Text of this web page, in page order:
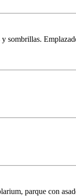
sombrillas.
parque con